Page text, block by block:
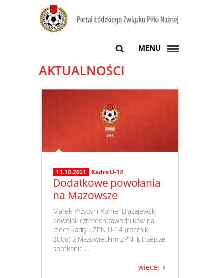
MENU
AKTUALNOŚCI
11.10.2021 Kadra U-14
Dodatkowe powołania
na Mazowsze
​ Marek Przybył i Kornel Błażejewski
dowołali czterech zawodników na
mecz kadry ŁZPN U-14 (rocznik
2008) z Mazowieckim ZPN. Jutrzejsze
spotkanie ...
więcej